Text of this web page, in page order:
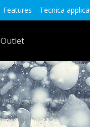
Features Tecnica
Outlet